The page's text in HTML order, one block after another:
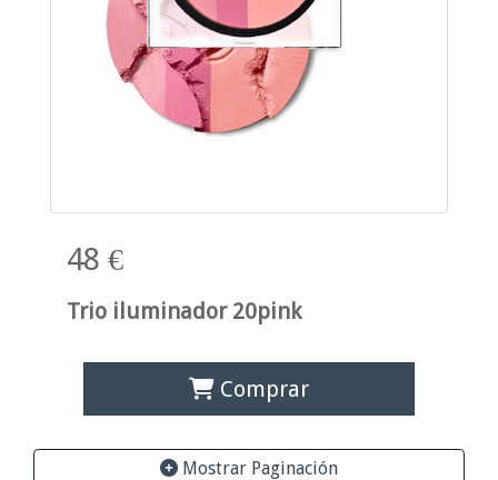
48 €
Trio iluminador 20pink
Comprar
Mostrar Paginación